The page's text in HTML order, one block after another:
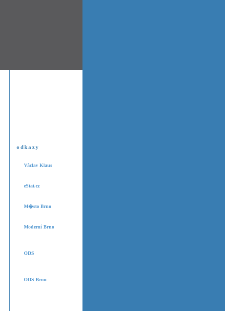
odkazy
Václav Klaus
eStat.cz
M�sto Brno
Moderní Brno
ODS
ODS Brno